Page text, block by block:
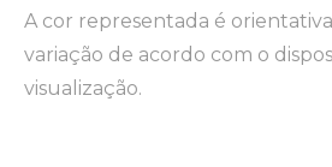
A cor representada é
variação de acordo com o
visualização.